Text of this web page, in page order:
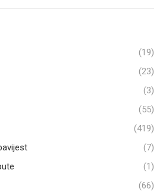
(19)
(23)
(3)
(55)
(419)
(7)
(1)
(66)